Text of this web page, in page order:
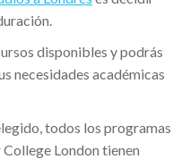
disponibles y podrás
necesidades académicas
todos los programas
London tienen